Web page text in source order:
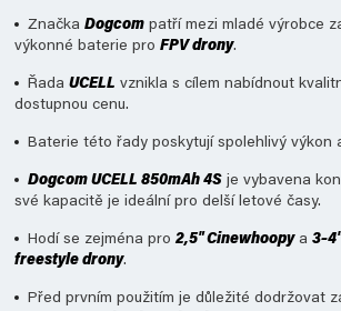
Značka Dogcom patří mezi mladé výrobce
výkonné baterie pro FPV drony.
Řada UCELL vznikla s cílem nabídnout
dostupnou cenu.
Baterie této řady poskytují spolehlivý výkon
Dogcom UCELL 850mAh 4S je vybavena
své kapacitě je ideální pro delší letové časy.
Hodí se zejména pro 2,5" Cinewhoopya
freestyle drony.
Před prvním použitím je důležité dodržovat